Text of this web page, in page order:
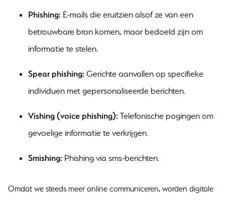
Phishing: E-mails die eruitzien alsof ze van een
betrouwbare bron komen, maar bedoeld zijn om
informatie te stelen.
Spear phishing: Gerichte aanvallen op specifieke
individuen met gepersonaliseerde berichten.
Vishing (voice phishing): Telefonische pogingen om
gevoelige informatie te verkrijgen.
Smishing: Phishing via sms-berichten.
Omdat we steeds meer online communiceren, worden digitale